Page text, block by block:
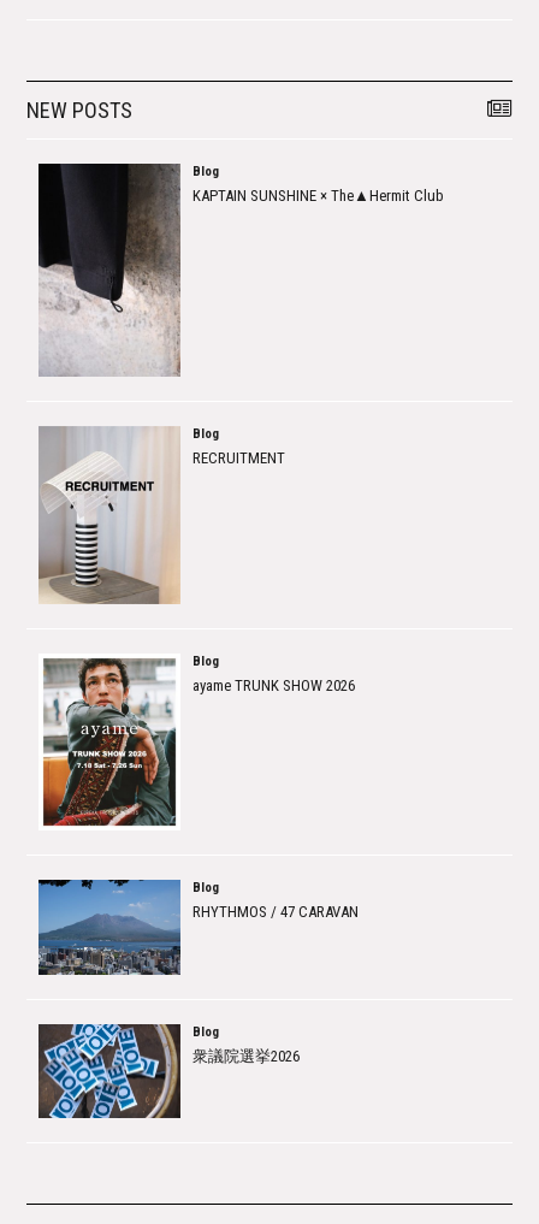
NEW POSTS
Blog
KAPTAIN SUNSHINE × The▲Hermit Club
Blog
RECRUITMENT
Blog
ayame TRUNK SHOW 2026
Blog
RHYTHMOS / 47 CARAVAN
Blog
衆議院選挙2026